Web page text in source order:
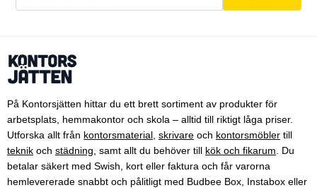
På Kontorsjätten hittar du ett brett sortiment av produkter för
arbetsplats, hemmakontor och skola – alltid till riktigt låga priser.
Utforska allt från kontorsmaterial skrivare och kontorsmöbler till
teknik och städning , samt allt du behöver till kök och fikarum . Du
betalar säkert med Swish, kort eller faktura och får varorna
hemlevererade snabbt och pålitligt med Budbee Box, Instabox eller